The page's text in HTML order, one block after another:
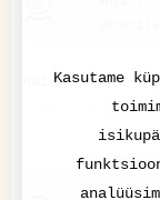
Kuidas ümber
Kasutame